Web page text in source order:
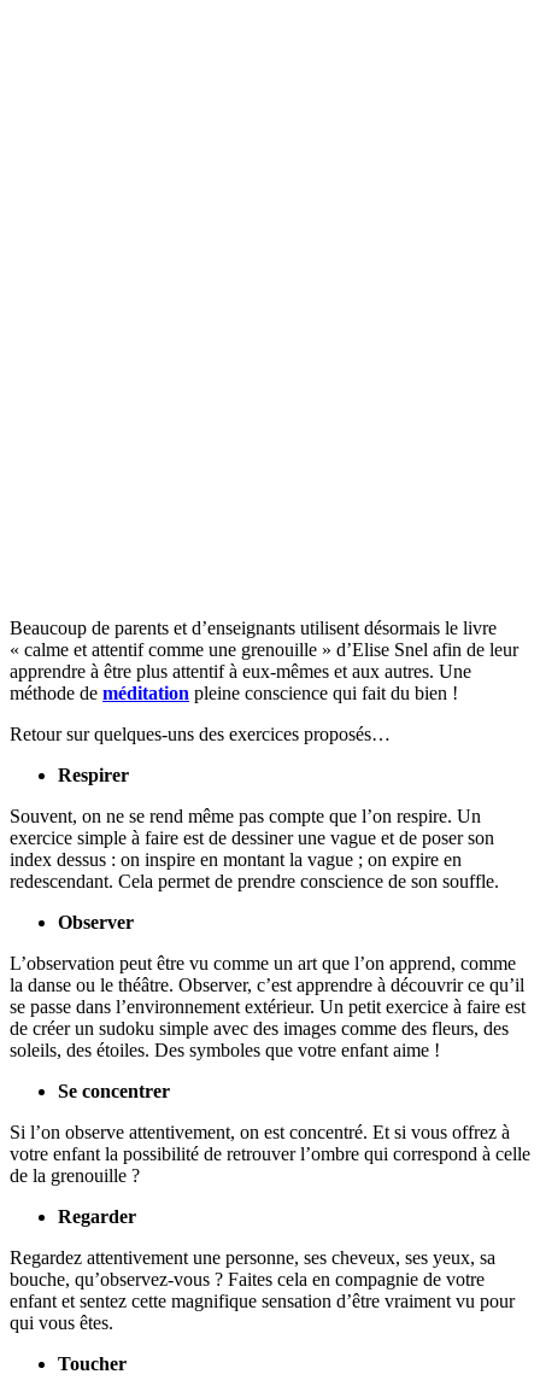
Beaucoup de parents et d’enseignants utilisent désormais le livre
« calme et attentif comme une grenouille » d’Elise Snel afin de leur
apprendre à être plus attentif à eux-mêmes et aux autres. Une
méthode de méditation pleine conscience qui fait du bien !
Retour sur quelques-uns des exercices proposés…
Respirer
Souvent, on ne se rend même pas compte que l’on respire. Un
exercice simple à faire est de dessiner une vague et de poser son
index dessus : on inspire en montant la vague ; on expire en
redescendant. Cela permet de prendre conscience de son souffle.
Observer
L’observation peut être vu comme un art que l’on apprend, comme
la danse ou le théâtre. Observer, c’est apprendre à découvrir ce qu’il
se passe dans l’environnement extérieur. Un petit exercice à faire est
de créer un sudoku simple avec des images comme des fleurs, des
soleils, des étoiles. Des symboles que votre enfant aime !
Se concentrer
Si l’on observe attentivement, on est concentré. Et si vous offrez à
votre enfant la possibilité de retrouver l’ombre qui correspond à celle
de la grenouille ?
Regarder
Regardez attentivement une personne, ses cheveux, ses yeux, sa
bouche, qu’observez-vous ? Faites cela en compagnie de votre
enfant et sentez cette magnifique sensation d’être vraiment vu pour
qui vous êtes.
Toucher